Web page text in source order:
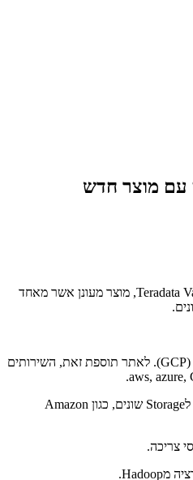
חברת Teradata הכריזה על Teradata Vantage, מוצר מעונן אשר מאחד
1. Teradata תוצע גם בענן של גוגל (GCP). לאתר תוספת זאת, השירותים
2.Teradata מוסיפה תמיכה מובנית לStorage שונים, כגון Amazon